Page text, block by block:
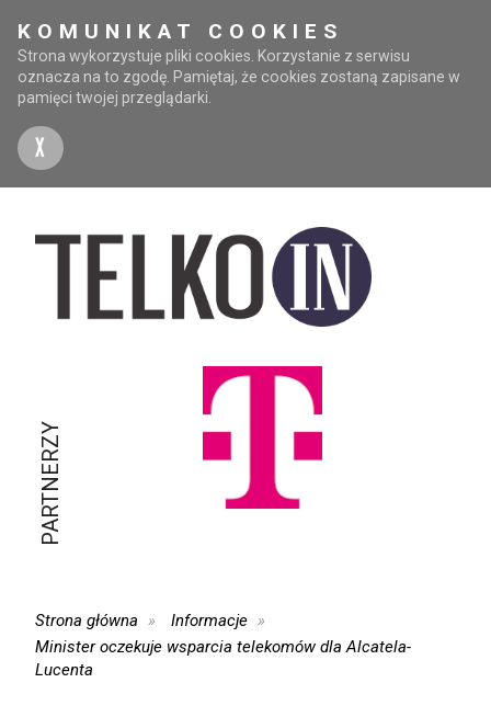
KOMUNIKAT COOKIES
Strona wykorzystuje pliki cookies. Korzystanie z serwisu
oznacza na to zgodę. Pamiętaj, że cookies zostaną zapisane w
pamięci twojej przeglądarki.
X
PARTNERZY
Strona główna
Informacje
Minister oczekuje wsparcia telekomów dla Alcatela-
Lucenta